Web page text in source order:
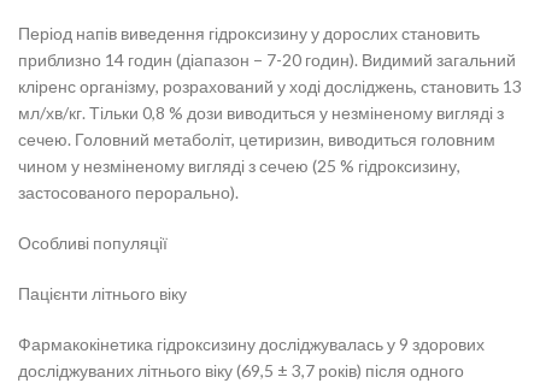
Період напів виведення гідроксизину у дорослих становить
приблизно 14 годин (діапазон − 7-20 годин). Видимий загальний
кліренс організму, розрахований у ході досліджень, становить 13
мл/хв/кг. Тільки 0,8 % дози виводиться у незміненому вигляді з
сечею. Головний метаболіт, цетиризин, виводиться головним
чином у незміненому вигляді з сечею (25 % гідроксизину,
застосованого перорально).
Особливі популяції
Пацієнти літнього віку
Фармакокінетика гідроксизину досліджувалась у 9 здорових
досліджуваних літнього віку (69,5 ± 3,7 років) після одного